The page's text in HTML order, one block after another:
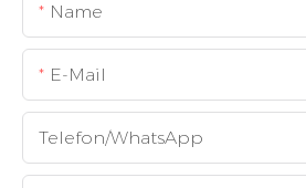
Name
E-Mail
Telefon/WhatsApp